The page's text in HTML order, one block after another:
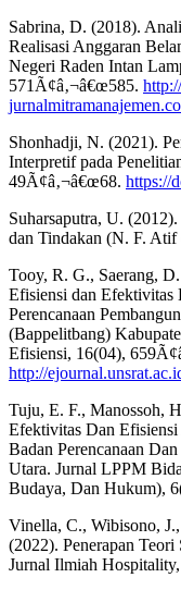
Sabrina, D. (2018).
Realisasi Anggaran
Negeri Raden Intan
571Ã¢â‚¬â€œ585.
Shonhadji, N. (2021).
Interpretif pada
49Ã¢â‚¬â€œ68. https://
Suharsaputra, U.
dan Tindakan (N. F.
Tooy, R. G., Saerang,
Efisiensi dan Efektivitas
Perencanaan
(Bappelitbang)
Efisiensi, 16(04),
http://
Tuju, E. F., Manossoh,
Efektivitas Dan Efisiensi
Badan Perencanaan
Utara. Jurnal LPPM
Budaya, Dan Hukum),
Vinella, C., Wibisono,
(2022). Penerapan
Jurnal Ilmiah